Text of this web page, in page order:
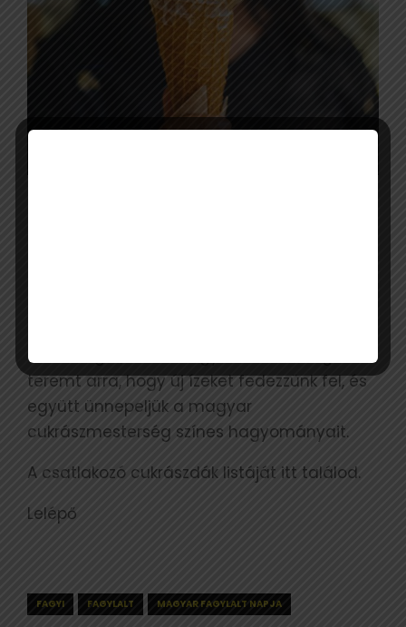
örömöt ígér, hanem egyben lehetőséget is
teremt arra, hogy új ízeket fedezzünk fel, és
együtt ünnepeljük a magyar
cukrászmesterség színes hagyományait.
A csatlakozó cukrászdák listáját itt találod.
Lelépő
FAGYI FAGYLALT MAGYAR FAGYLALT NAPJA